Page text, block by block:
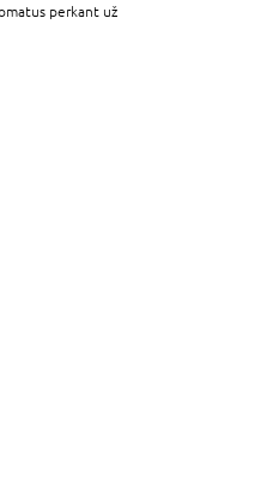
perkant už